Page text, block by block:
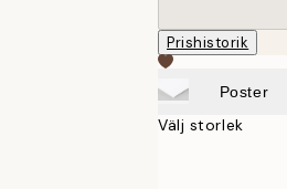
Prishistorik
Poster
Välj storlek